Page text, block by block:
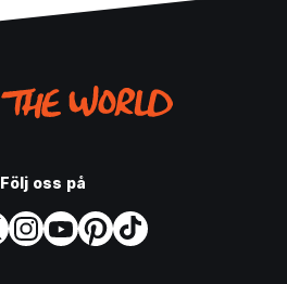
Följ oss på